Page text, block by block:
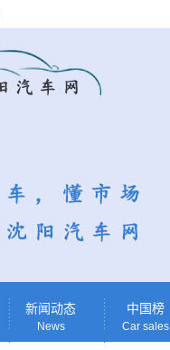
新闻动态
News
中国榜
Car sales